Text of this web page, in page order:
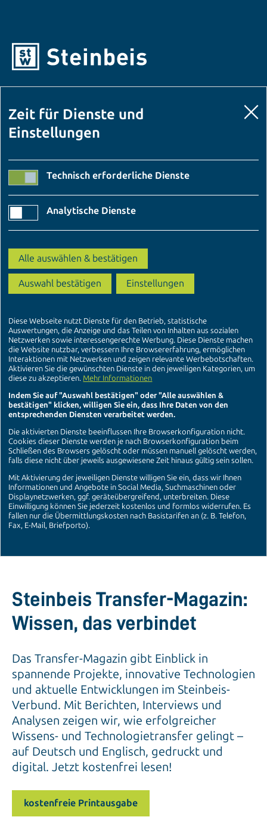
Steinbeis Transfer-Magazin:
Wissen, das verbindet
Das Transfer-Magazin gibt Einblick in
spannende Projekte, innovative Technologien
und aktuelle Entwicklungen im Steinbeis-
Verbund. Mit Berichten, Interviews und
Analysen zeigen wir, wie erfolgreicher
Wissens- und Technologietransfer gelingt –
auf Deutsch und Englisch, gedruckt und
digital. Jetzt kostenfrei lesen!
kostenfreie Printausgabe